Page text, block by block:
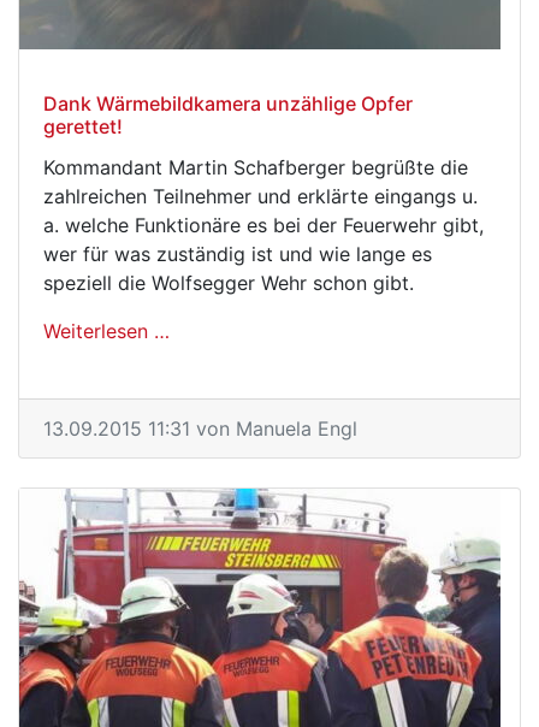
Dank Wärmebildkamera unzählige Opfer
gerettet!
Kommandant Martin Schafberger begrüßte die
zahlreichen Teilnehmer und erklärte eingangs u.
a. welche Funktionäre es bei der Feuerwehr gibt,
wer für was zuständig ist und wie lange es
speziell die Wolfsegger Wehr schon gibt.
Weiterlesen …
13.09.2015 11:31 von Manuela Engl